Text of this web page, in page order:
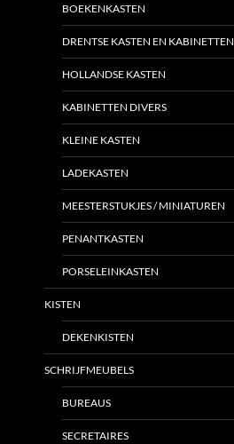
BOEKENKASTEN
DRENTSE KASTEN EN KABINETTEN
HOLLANDSE KASTEN
KABINETTEN DIVERS
KLEINE KASTEN
LADEKASTEN
MEESTERSTUKJES / MINIATUREN
PENANTKASTEN
PORSELEINKASTEN
KISTEN
DEKENKISTEN
SCHRIJFMEUBELS
BUREAUS
SECRETAIRES